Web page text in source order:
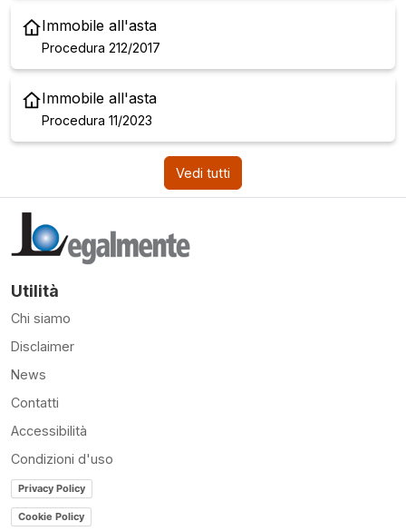
Immobile all'asta
Procedura 212/2017
Immobile all'asta
Procedura 11/2023
Vedi tutti
Utilità
Chi siamo
Disclaimer
News
Contatti
Accessibilità
Condizioni d'uso
Privacy Policy
Cookie Policy